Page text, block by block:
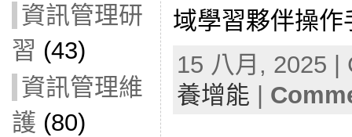
資訊管理研
習 (43)
資訊管理維
護 (80)
域學習夥伴操
15 八月, 2025
養增能